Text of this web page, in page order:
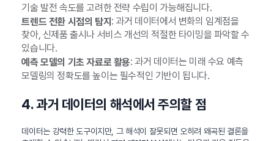
기술 발전 속도를 고려한 전략 수립이 가능해집니다.
트렌드 전환 시점의 탐지 : 과거 데이터에서 변화의 임계점을
찾아, 신제품 출시나 서비스 개선의 적절한 타이밍을 파악할 수
있습니다.
예측 모델의 기초 자료로 활용: 과거 데이터는 미래 수요 예측
모델링의 정확도를 높이는 필수적인 기반이 됩니다.
4. 과거 데이터의 해석에서 주의할 점
데이터는 강력한 도구이지만, 그 해석이 잘못되면 오히려 왜곡된 결론을